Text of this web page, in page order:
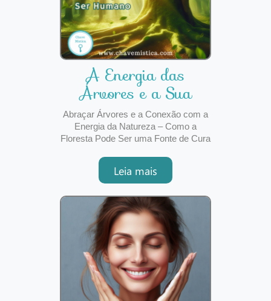
A Energia das
Árvores e a Sua
Conexão com o Ser
Hu
Abraçar Árvores e a Conexão com a
Energia da Natureza – Como a
Floresta Pode Ser uma Fonte de Cura
algo ancestral e profundamente
enraizado no ser humano. No entanto,
na correria do dia a dia, muitas vezes
esquecemos o poder regenerador que
o contacto com
Leia mais